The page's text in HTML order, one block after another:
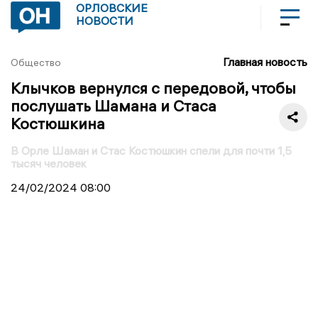
ОРЛОВСКИЕ
НОВОСТИ
Общество Главная новость
Клычков вернулся с передовой, чтобы
послушать Шамана и Стаса
Костюшкина
В Орле Шаман и Стас Костюшкин спели для почти 1,5
тысяч человек
24/02/2024 08:00